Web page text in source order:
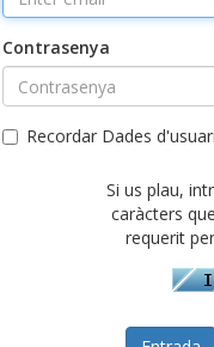
Contrasenya
Recordar Dades d'usuari
Si us plau,
caràcters
requerit